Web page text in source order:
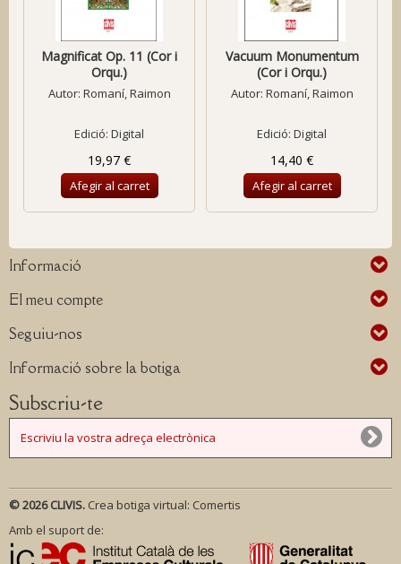
Magnificat Op. 11 (Cor i
Orqu.)
Autor: Romaní, Raimon
Edició: Digital
19,97 €
Afegir al carret
Vacuum Monumentum
(Cor i Orqu.)
Autor: Romaní, Raimon
Edició: Digital
14,40 €
Afegir al carret
Informació
El meu compte
Seguiu-nos
Informació sobre la botiga
Subscriu-te
© 2026 CLIVIS. Crea botiga virtual: Comertis
Amb el suport de: